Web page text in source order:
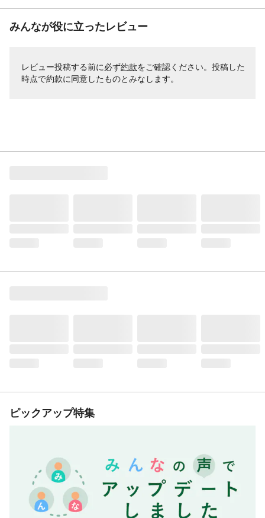
みんなが役に立ったレビュー
レビュー投稿する前に必ず約款をご確認ください。投稿した
時点で約款に同意したものとみなします。
ピックアップ特集